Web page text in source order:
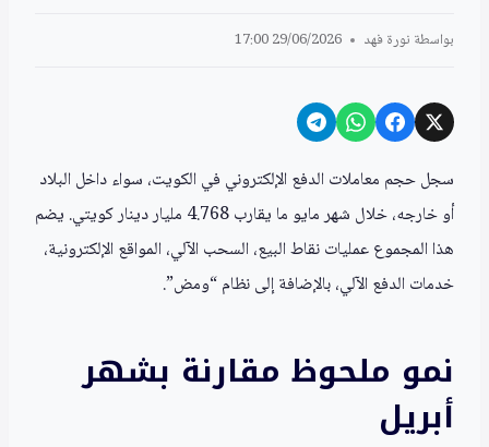
بواسطة نورة فهد 29/06/2026 17:00
سجل حجم معاملات الدفع الإلكتروني في الكويت، سواء داخل البلاد
أو خارجه، خلال شهر مايو ما يقارب 4.768 مليار دينار كويتي. يضم
هذا المجموع عمليات نقاط البيع، السحب الآلي، المواقع الإلكترونية،
خدمات الدفع الآلي، بالإضافة إلى نظام “ومض”.
نمو ملحوظ مقارنة بشهر
أبريل